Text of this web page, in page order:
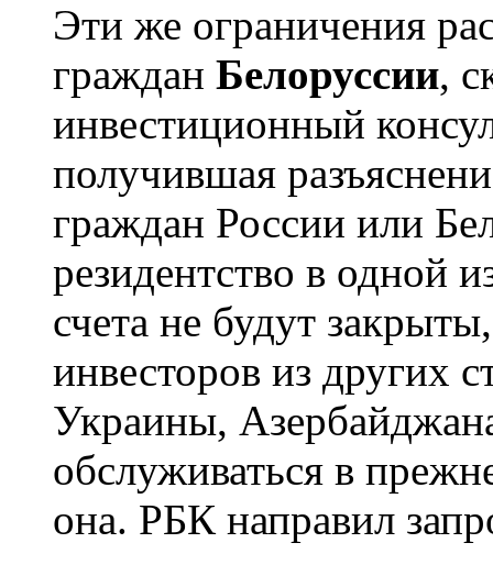
Эти же ограничения
граждан Белоруссии,
инвестиционный
получившая
граждан России или
резидентство в одной
счета не будут
инвесторов из других
Украины,
обслуживаться в
она. РБК направил